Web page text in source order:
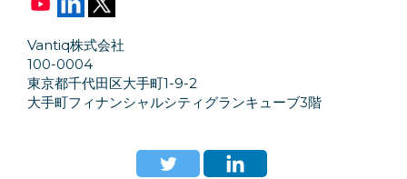
Vantiq株式会社
100-0004
東京都千代田区大手町1-9-2
大手町フィナンシャルシティグランキューブ3階